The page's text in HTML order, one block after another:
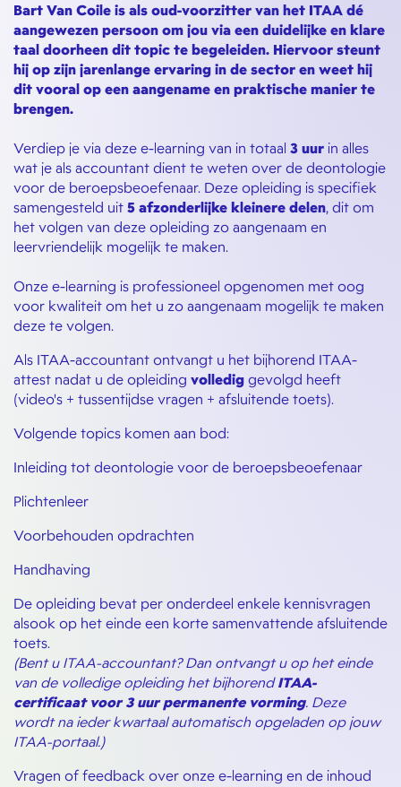
Bart Van Coile is als oud-voorzitter van het ITAA dé
aangewezen persoon om jou via een duidelijke en klare
taal doorheen dit topic te begeleiden. Hiervoor steunt
hij op zijn jarenlange ervaring in de sector en weet hij
dit vooral op een aangename en praktische manier te
brengen.
Verdiep je via deze e-learning van in totaal 3 uur in alles
wat je als accountant dient te weten over de deontologie
voor de beroepsbeoefenaar. Deze opleiding is specifiek
samengesteld uit 5 afzonderlijke kleinere delen, dit om
het volgen van deze opleiding zo aangenaam en
leervriendelijk mogelijk te maken.
Onze e-learning is professioneel opgenomen met oog
voor kwaliteit om het u zo aangenaam mogelijk te maken
deze te volgen.
Als ITAA-accountant ontvangt u het bijhorend ITAA-
attest nadat u de opleiding volledig gevolgd heeft
(video's + tussentijdse vragen + afsluitende toets).
Volgende topics komen aan bod:
Inleiding tot deontologie voor de beroepsbeoefenaar
Plichtenleer
Voorbehouden opdrachten
Handhaving
De opleiding bevat per onderdeel enkele kennisvragen
alsook op het einde een korte samenvattende afsluitende
toets.
(Bent u ITAA-accountant? Dan ontvangt u op het einde
van de volledige opleiding het bijhorendITAA-
certificaat voor 3 uur permanente vorming. Deze
wordt na ieder kwartaal automatisch opgeladen op jouw
ITAA-portaal.)
Vragen of feedback over onze e-learning en de inhoud